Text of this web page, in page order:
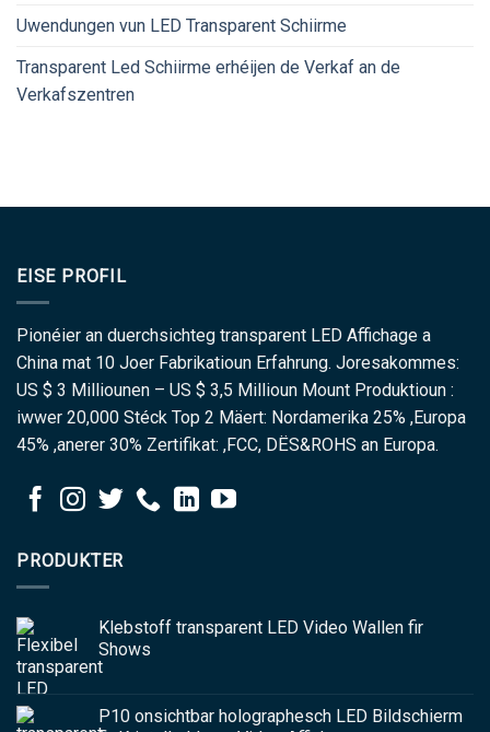
Uwendungen vun LED Transparent Schiirme
Transparent Led Schiirme erhéijen de Verkaf an de
Verkafszentren
EISE PROFIL
Pionéier an duerchsichteg transparent LED Affichage a
China mat 10 Joer Fabrikatioun Erfahrung. Joresakommes:
US $ 3 Milliounen – US $ 3,5 Millioun Mount Produktioun :
iwwer 20,000 Stéck Top 2 Mäert: Nordamerika 25% ,Europa
45% ,anerer 30% Zertifikat: ,FCC, DËS&ROHS an Europa.
PRODUKTER
Klebstoff transparent LED Video Wallen fir
Shows
P10 onsichtbar holographesch LED Bildschierm